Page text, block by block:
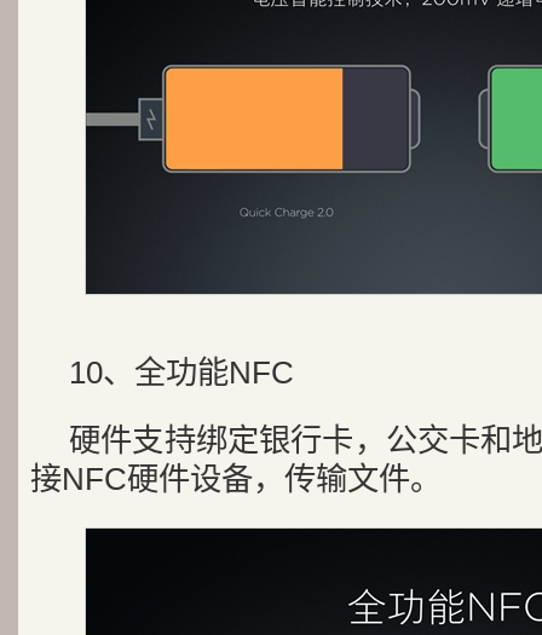
10、全功能NFC
硬件支持绑定银行卡，公交卡和
接NFC硬件设备，传输文件。